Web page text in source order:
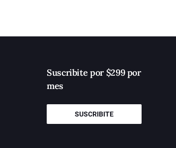
Suscribite por $299 por
mes
SUSCRIBITE